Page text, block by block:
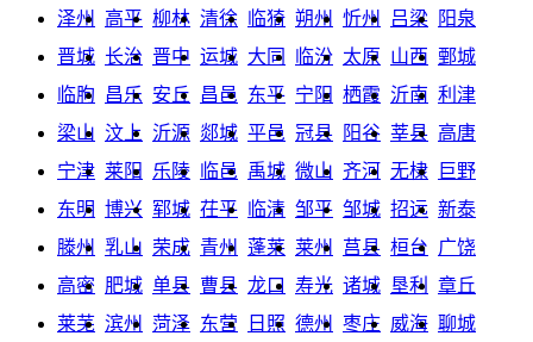
泽州
高平 柳林 清徐 临猗 朔州 忻州 吕梁
阳泉
晋城 长治 晋中 运城 大同 临汾 太原 山西 鄄城
临朐 昌乐 安丘 昌邑 东平 宁阳 栖霞 沂南 利津
梁山 汶上 沂源 郯城 平邑 冠县 阳谷 莘县 高唐
宁津 莱阳 乐陵 临邑 禹城 微山 齐河 无棣
巨野
东明 博兴 郓城 茌平 临清 邹平 邹城 招远 新泰
滕州
乳山 荣成 青州 蓬莱 莱州 莒县 桓台 广饶
高密 肥城 单县 曹县 龙口 寿光 诸城 垦利
章丘
莱芜 滨州 菏泽 东营 日照 德州 枣庄 威海 聊城